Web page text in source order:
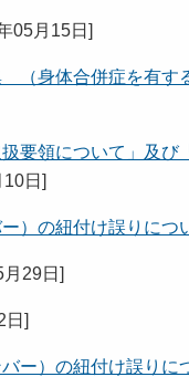
05月15日 ]
（身体合併症を有す
要領について」及
日 ]
）の紐付け誤りに
29日 ]
]
ー）の紐付け誤りに